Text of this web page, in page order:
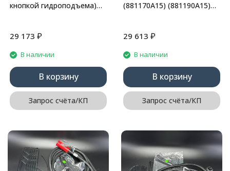
кнопкой гидроподъема)
29 173 ₽
В наличии
В корзину
Запрос счёта/КП
(881170A15) (881190A15)
29 613 ₽
В наличии
В корзину
Запрос счёта/КП